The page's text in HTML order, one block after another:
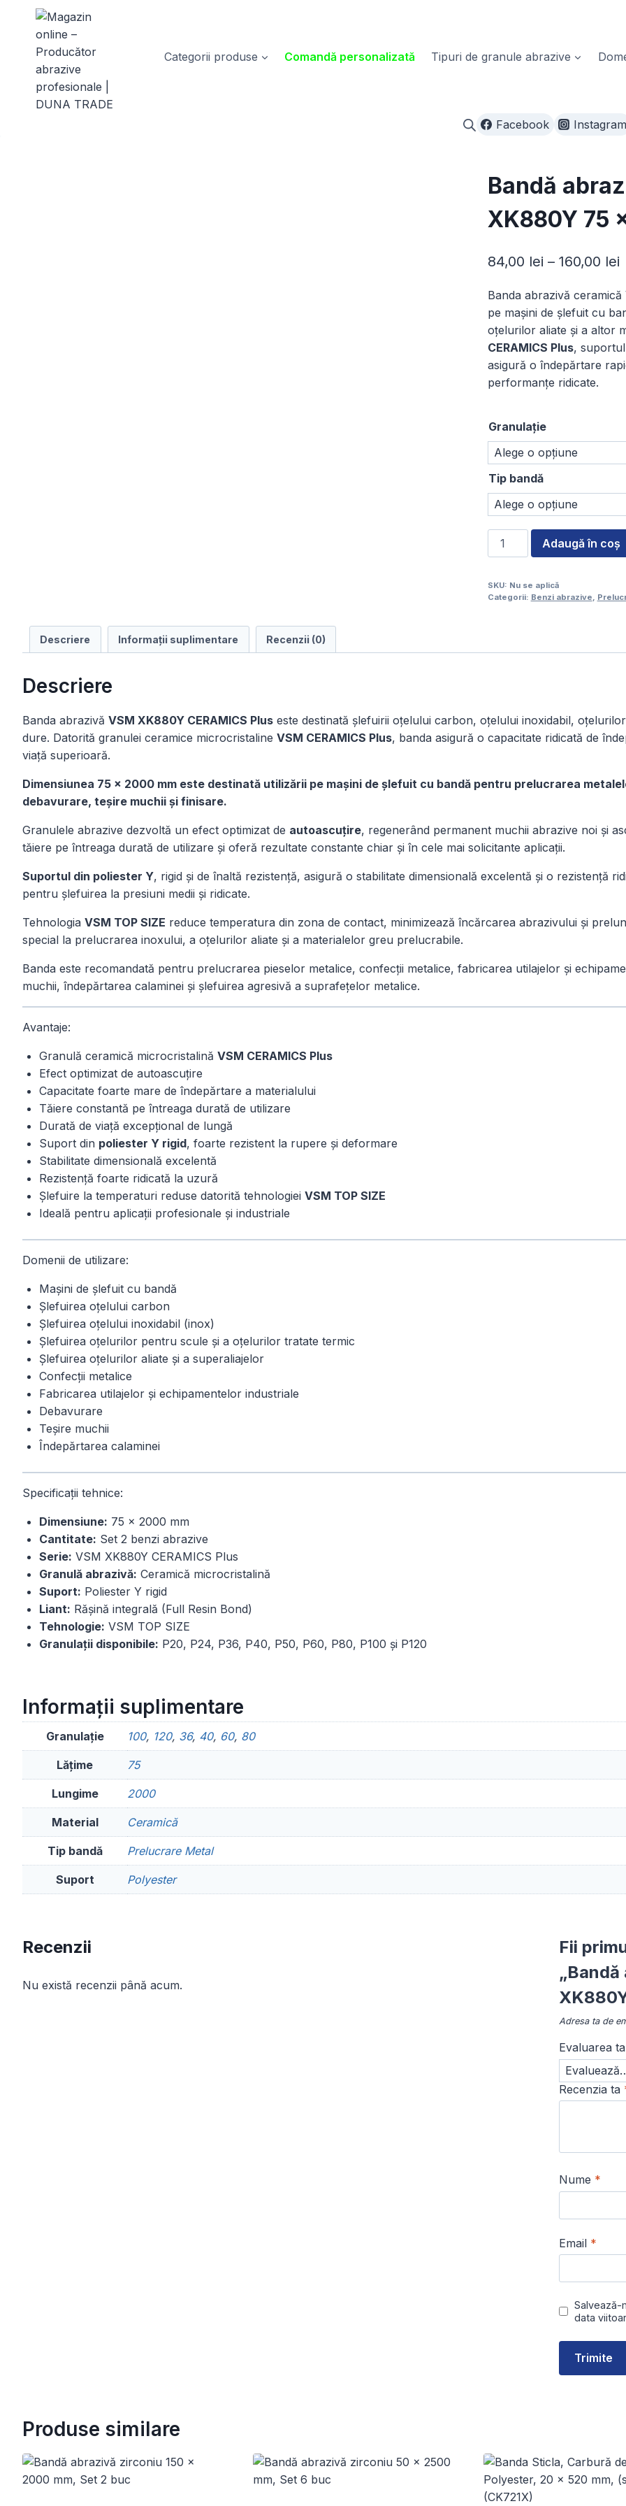
content
Categorii produse
Comandă personalizată Tipuri de granule abrazive
Facebook
Bandă
XK880Y 75
84,00 lei – 160,00 lei
Banda abrazivă ceramică
pe mașini de șlefuit cu
oțelurilor aliate și a altor
CERAMICS Plus,
asigură o îndepărtare
performanțe ridicate.
Granulație
Tip bandă
Cantitate
Bandă
ceramică
|
Set
buc.
Adaugă în coș
SKU: Nu se aplică
Categorii: Benzi abrazive,
Descriere Informații suplimentare Recenzii (0)
Descriere
Banda abrazivă VSM XK880Y CERAMICS Plus este destinată șlefuirii oțelului carbon, oțelului inoxidabil,
dure. Datorită granulei ceramice microcristaline VSM CERAMICS Plus, banda asigură o capacitate ridicată de
viață superioară.
Dimensiunea 75 × 2000 mm este destinată utilizării pe mașini de șlefuit cu bandă pentru prelucrarea
debavurare, teșire muchii și finisare.
Granulele abrazive dezvoltă un efect optimizat de autoascuțire, regenerând permanent muchii abrazive noi și
tăiere pe întreaga durată de utilizare și oferă rezultate constante chiar și în cele mai solicitante aplicații.
Suportul din poliester Y, rigid și de înaltă rezistență, asigură o stabilitate dimensională excelentă și o rezistență
pentru șlefuirea la presiuni medii și ridicate.
Tehnologia VSM TOP SIZE reduce temperatura din zona de contact, minimizează încărcarea abrazivului și
special la prelucrarea inoxului, a oțelurilor aliate și a materialelor greu prelucrabile.
Banda este recomandată pentru prelucrarea pieselor metalice, confecții metalice, fabricarea utilajelor și
muchii, îndepărtarea calaminei și șlefuirea agresivă a suprafețelor metalice.
Avantaje:
Granulă ceramică microcristalină VSM CERAMICS Plus
Efect optimizat de autoascuțire
Capacitate foarte mare de îndepărtare a materialului
Tăiere constantă pe întreaga durată de utilizare
Durată de viață excepțional de lungă
Suport din poliester Y rigid, foarte rezistent la rupere și deformare
Stabilitate dimensională excelentă
Rezistență foarte ridicată la uzură
Șlefuire la temperaturi reduse datorită tehnologiei VSM TOP SIZE
Ideală pentru aplicații profesionale și industriale
Domenii de utilizare:
Mașini de șlefuit cu bandă
Șlefuirea oțelului carbon
Șlefuirea oțelului inoxidabil (inox)
Șlefuirea oțelurilor pentru scule și a oțelurilor tratate termic
Șlefuirea oțelurilor aliate și a superaliajelor
Confecții metalice
Fabricarea utilajelor și echipamentelor industriale
Debavurare
Teșire muchii
Îndepărtarea calaminei
Specificații tehnice:
Dimensiune: 75 × 2000 mm
Cantitate: Set 2 benzi abrazive
Serie: VSM XK880Y CERAMICS Plus
Granulă abrazivă: Ceramică microcristalină
Suport: Poliester Y rigid
Liant: Rășină integrală (Full Resin Bond)
Tehnologie: VSM TOP SIZE
Granulații disponibile: P20, P24, P36, P40, P50, P60, P80, P100 și P120
Informații suplimentare
Granulație 100, 120, 36, 40, 60, 80
Lățime 75
Lungime 2000
Material Ceramică
Tip bandă Prelucrare Metal
Suport Polyester
Recenzii
Nu există recenzii până acum.
Fii
Adresa ta de
Evaluarea
Recenzia ta
Nume *
Email *
Salvează-
data
Produse similare